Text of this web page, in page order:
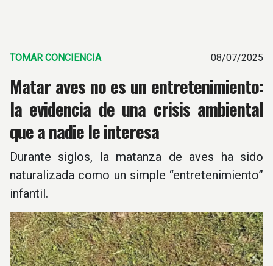
TOMAR CONCIENCIA 08/07/2025
Matar aves no es un entretenimiento:
la evidencia de una crisis ambiental
que a nadie le interesa
Durante siglos, la matanza de aves ha sido
naturalizada como un simple “entretenimiento”
infantil.